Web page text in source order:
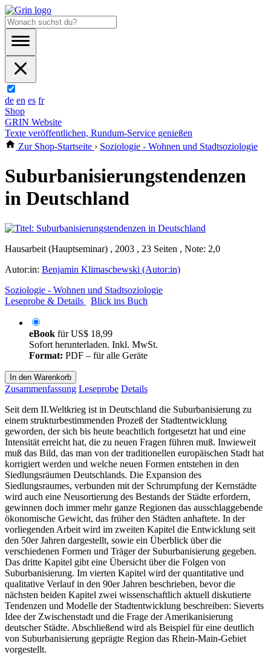
de en es fr
Shop
GRIN Website
Texte veröffentlichen, Rundum-Service genießen
Zur Shop-Startseite › Soziologie - Wohnen und Stadtsoziologie
Suburbanisierungstendenzen
in Deutschland
Hausarbeit (Hauptseminar) , 2003 , 23 Seiten , Note: 2,0
Autor:in: Benjamin Klimaschewski (Autor:in)
Soziologie - Wohnen und Stadtsoziologie
Leseprobe & Details
Blick ins Buch
eBook fürUS$ 18,99
Sofort herunterladen. Inkl. MwSt.
Format: PDF – für alle Geräte
In den Warenkorb
Zusammenfassung Leseprobe Details
Seit dem II.Weltkrieg ist in Deutschland die Suburbanisierung zu
einem strukturbestimmenden Prozeß der Stadtentwicklung
geworden, der sich bis heute beachtlich fortgesetzt hat und eine
Intensität erreicht hat, die zu neuen Fragen führen muß. Inwieweit
muß das Bild, das man von der traditionellen europäischen Stadt hat
korrigiert werden und welche neuen Formen entstehen in den
Siedlungsräumen Deutschlands. Die Expansion des
Siedlungsraumes, verbunden mit der Schrumpfung der Kernstädte
wird auch eine Neusortierung des Bestands der Städte erfordern,
gewinnen doch immer mehr ganze Regionen das ausschlaggebende
ökonomische Gewicht, das früher den Städten anhaftete. In der
vorliegenden Arbeit wird im zweiten Kapitel die Entwicklung seit
den 50er Jahren dargestellt, sowie ein Überblick über die
verschiedenen Formen und Träger der Suburbanisierung gegeben.
Das dritte Kapitel gibt eine Übersicht über die Folgen von
Suburbanisierung. Im vierten Kapitel wird der quantitative und
qualitative Verlauf in den 90er Jahren beschrieben, bevor die
nächsten beiden Kapitel zwei wissenschaftlich aktuell diskutierte
Tendenzen und Modelle der Stadtentwicklung beschreiben: Sieverts
Idee der Zwischenstadt und die Frage der Amerikanisierung
deutscher Städte. Abschließend wird als Beispiel für eine deutlich
von Suburbanisierung geprägte Region das Rhein-Main-Gebiet
vorgestellt.